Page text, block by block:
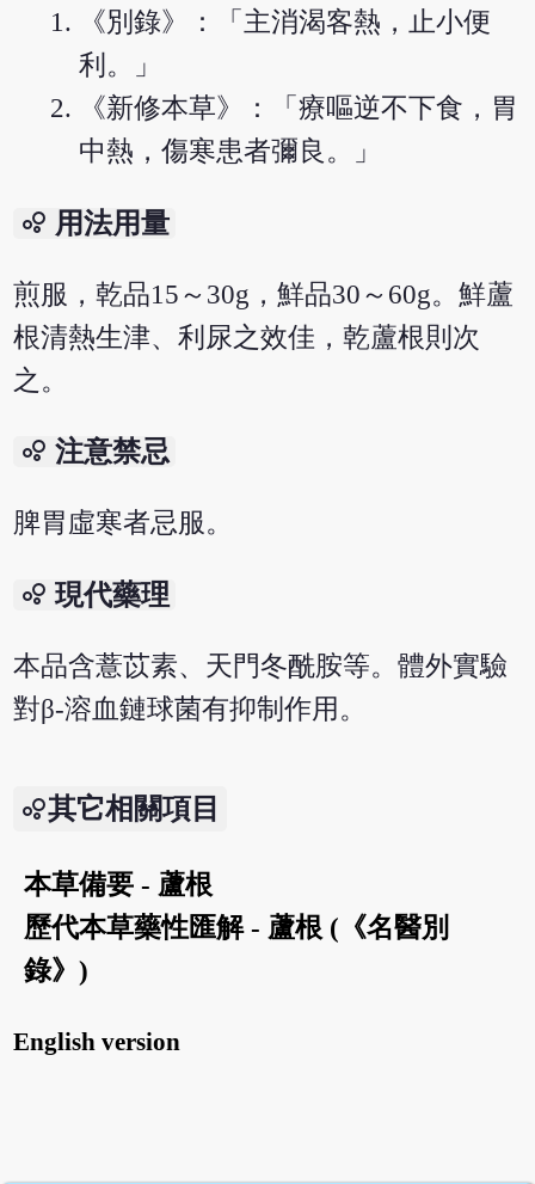
《別錄》：「主消渴客熱，止小便
利。」
《新修本草》：「療嘔逆不下食，胃
中熱，傷寒患者彌良。」
bubble_chart 用法用量
煎服，乾品15～30g，鮮品30～60g。鮮蘆
根清熱生津、利尿之效佳，乾蘆根則次
之。
bubble_chart 注意禁忌
脾胃虛寒者忌服。
bubble_chart 現代藥理
本品含薏苡素、天門冬酰胺等。體外實驗
對β-溶血鏈球菌有抑制作用。
其它相關項目
本草備要 - 蘆根
歷代本草藥性匯解 - 蘆根 (《名醫別
錄》)
English version